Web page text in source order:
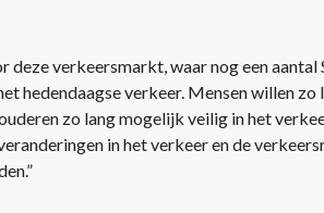
deze verkeersmarkt, waar nog een
hedendaagse verkeer. Mensen willen
zo lang mogelijk veilig in het
in het verkeer en de